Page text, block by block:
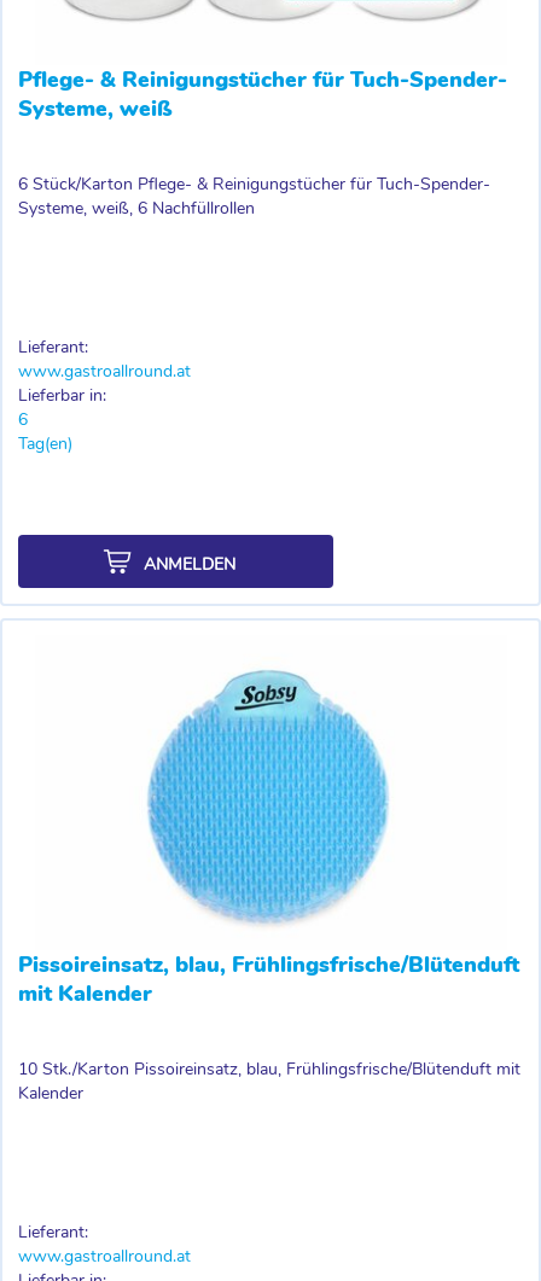
Pflege- & Reinigungstücher für Tuch-Spender-
Systeme, weiß
6 Stück/Karton Pflege- & Reinigungstücher für Tuch-Spender-
Systeme, weiß, 6 Nachfüllrollen
Lieferant:
www.gastroallround.at
Lieferbar in:
6
Tag(en)
ANMELDEN
Pissoireinsatz, blau, Frühlingsfrische/Blütenduft
mit Kalender
10 Stk./Karton Pissoireinsatz, blau, Frühlingsfrische/Blütenduft mit
Kalender
Lieferant:
www.gastroallround.at